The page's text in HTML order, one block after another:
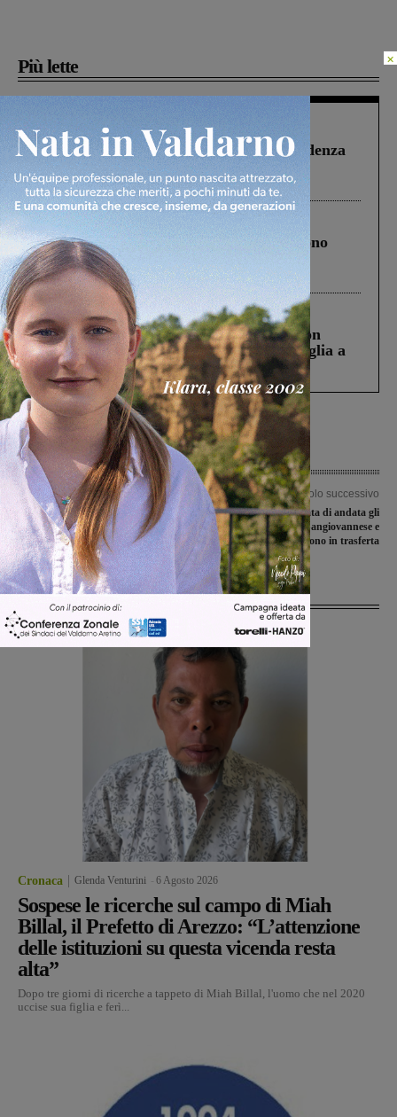
Più lette
Figline Incisa Valdarno 1 Agosto 2026
Piscina di Figline finanziata oltre la scadenza
Pnrr, il gruppo di Fratelli d’Italia: “Un
ringraziamento al Governo”
Cronaca 4 Agosto 2026
Un anno fa la strage in A1 in cui morirono
Gianni, Giulia e Franco. Lo schianto, il
processo, lo stop ai sorpassi fra tir....
Cronaca 3 Agosto 2026
Scomparso da una struttura di Castiglion
Fiorentino l’uomo che aveva ucciso la figlia a
Levane nel 2020
Articolo precedente
Celebrazione in memoria del Generale
Coralli, decorato al Valor Militare
Articolo successivo
Nell’ultima giornata di andata gli
juniores nazionali di Sangiovannese e
Montevarchi vincono in trasferta
Ultime Notizie
Cronaca Glenda Venturini 6 Agosto 2026
Sospese le ricerche sul campo di Miah
Billal, il Prefetto di Arezzo: “L’attenzione
delle istituzioni su questa vicenda resta
alta”
Dopo tre giorni di ricerche a tappeto di Miah Billal, l'uomo che nel 2020
uccise sua figlia e ferì...
×